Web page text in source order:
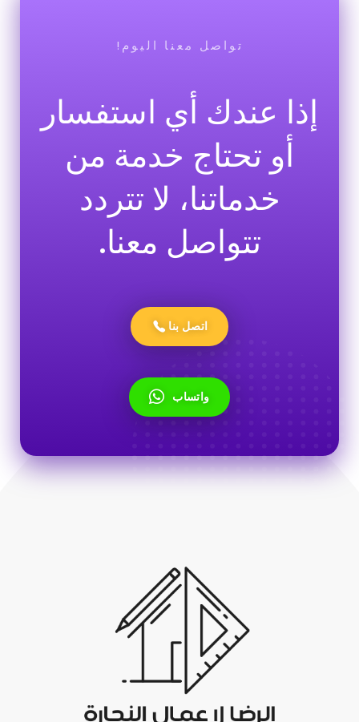
تواصل معنا اليوم!
إذا عندك أي استفسار
أو تحتاج خدمة من
خدماتنا، لا تتردد
تتواصل معنا.
اتصل بنا
واتساب